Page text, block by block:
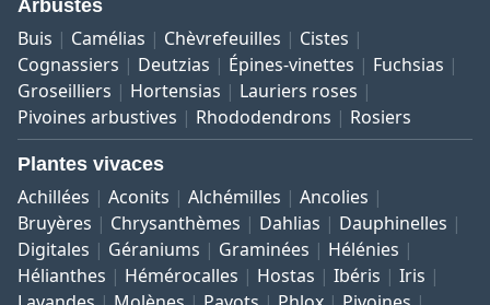
Arbustes
Buis Camélias Chèvrefeuilles
Cistes
Cognassiers
Deutzias Épines-vinettes
Fuchsias
Groseilliers
Hortensias
Lauriers roses
Pivoines arbustives
Rhododendrons Rosiers
Plantes vivaces
Achillées Aconits Alchémilles
Ancolies
Bruyères
Chrysanthèmes Dahlias
Dauphinelles
Digitales
Géraniums Graminées
Hélénies
Hélianthes
Hémérocalles Hostas Ibéris
Iris